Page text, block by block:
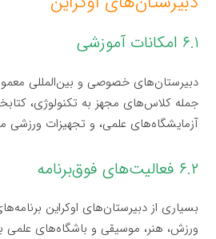
۶.۱ امکانات آموزشی
دبیرستان‌های خصوصی و بین‌المللی معمولاً
جمله کلاس‌های مجهز به تکنولوژی،
آزمایشگاه‌های علمی، و تجهیزات ورزشی
۶.۲ فعالیت‌های فوق‌برنامه
بسیاری از دبیرستان‌های اوکراین
ورزش، هنر، موسیقی و باشگاه‌های علمی